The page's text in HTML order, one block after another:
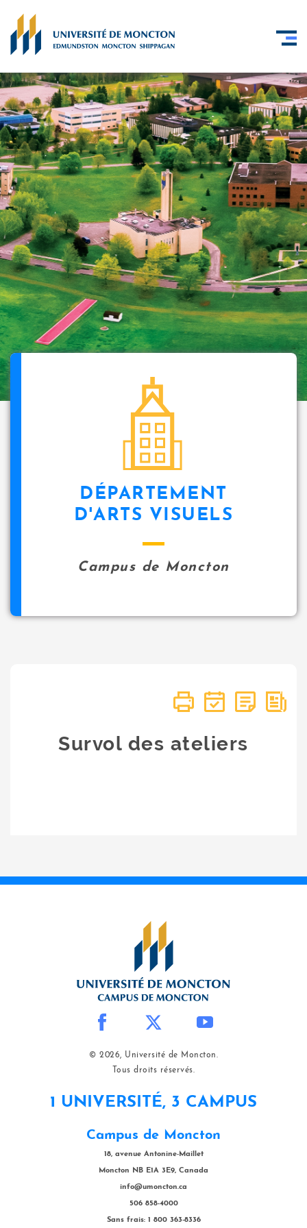
DÉPARTEMENT
D'ARTS VISUELS
Campus de Moncton
Survol des ateliers
© 2026, Université de Moncton.
Tous droits réservés.
1 UNIVERSITÉ, 3 CAMPUS
Campus de Moncton
18, avenue Antonine-Maillet
Moncton NB E1A 3E9, Canada
info@umoncton.ca
506 858-4000
Sans frais: 1 800 363-8336